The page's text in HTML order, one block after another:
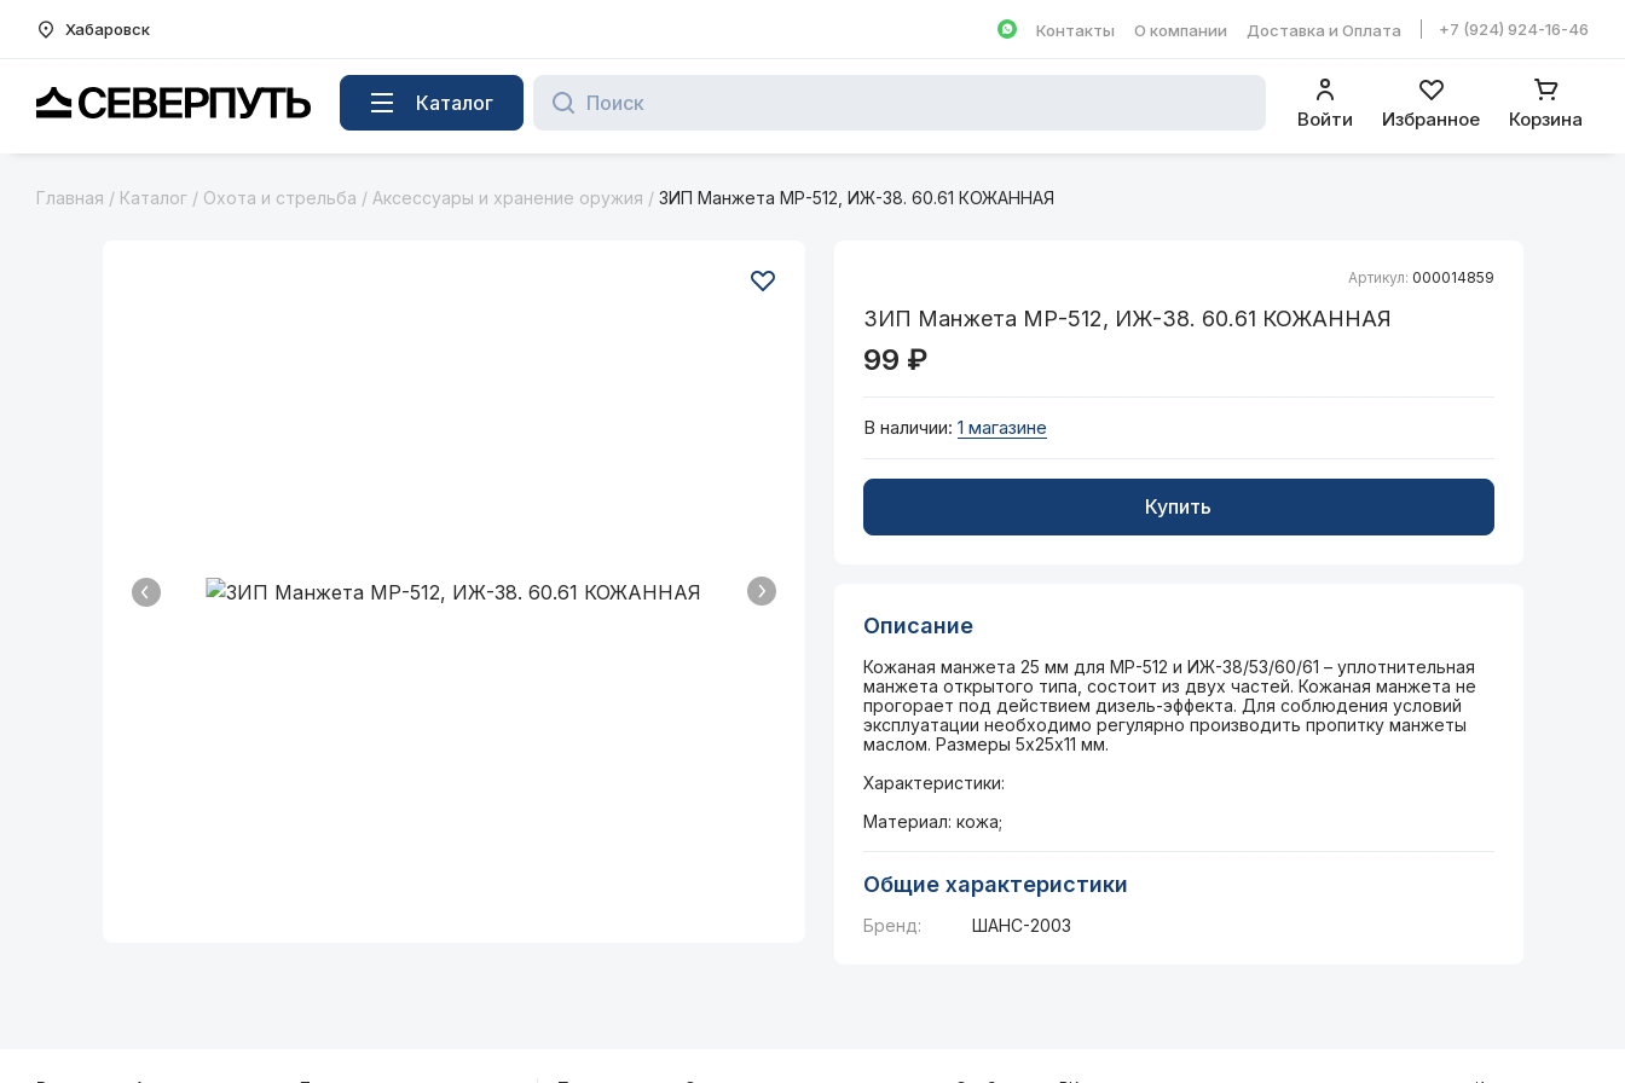
Хабаровск
Написать в WhatsApp
Контакты О компании Доставка и Оплата +7 (924) 924-16-46
Вернуться на главную страницу Каталог
Войти Избранное Корзина
Главная / Каталог / Охота и стрельба / Аксессуары и хранение оружия / ЗИП Манжета МР-512, ИЖ-38. 60.61 КОЖАННАЯ
Артикул: 000014859
ЗИП Манжета МР-512, ИЖ-38. 60.61 КОЖАННАЯ
99 ₽
В наличии: 1 магазине
Купить
Описание
Кожаная манжета 25 мм для МР-512 и ИЖ-38/53/60/61 – уплотнительная
манжета открытого типа, состоит из двух частей. Кожаная манжета не
прогорает под действием дизель-эффекта. Для соблюдения условий
эксплуатации необходимо регулярно производить пропитку манжеты
маслом. Размеры 5х25х11 мм.
Характеристики:
Материал: кожа;
Общие характеристики
Бренд: ШАНС-2003